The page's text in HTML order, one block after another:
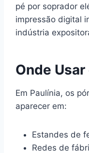
pé por soprador
impressão digital
indústria
Onde
Em Paulínia, os
aparecer em:
Estandes de
Redes de